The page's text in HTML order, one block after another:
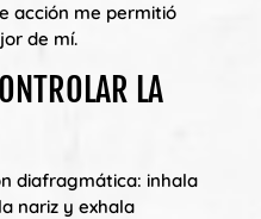
acción me permitió
de mí.
LA
diafragmática: inhala
nariz y exhala